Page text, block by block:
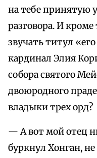
на тебе принятую
разговора. И
звучать титул
кардинал Элия
собора святого
двоюродного
владыки трех орд?
— А вот мой отец
буркнул Хонган, не